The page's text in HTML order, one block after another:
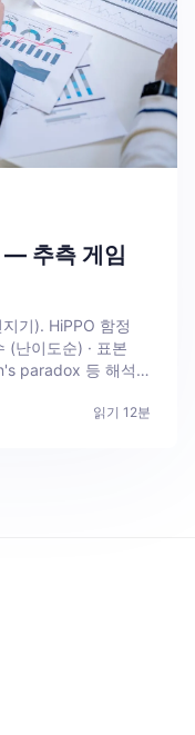
— 추측 게임
기). HiPPO 함정
(난이도순) · 표본
paradox 등 해석
읽기 12분